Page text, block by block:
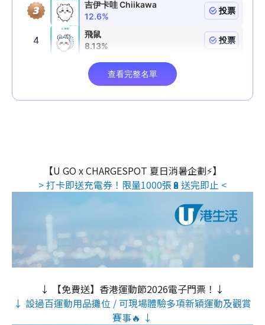
【U GO x CHARGESPOT 夏日消暑企劃⚡】
> 打卡即送充電券！限量1000張🔋送完即止 <
↓ 【免費送】香港運動節2026電子門票！↓
↓ 設過百運動用品攤位 / 可現場體驗多項新穎運動及觀賞
賽事🔥 ↓